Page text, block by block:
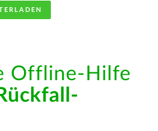
Offline-Hilfe